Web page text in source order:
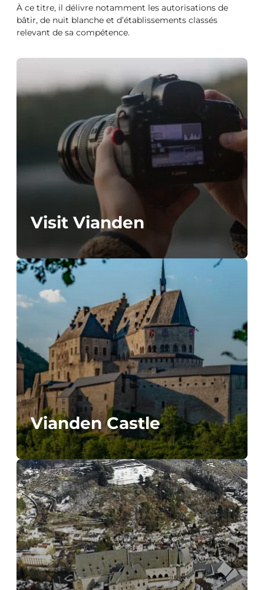
À ce titre, il délivre notamment les autorisations de
bâtir, de nuit blanche et d’établissements classés
relevant de sa compétence.
Visit Vianden
Vianden Castle